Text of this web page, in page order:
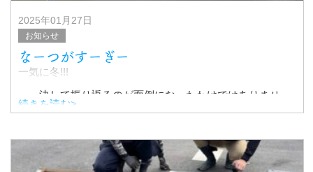
2025年01月27日
お知らせ
なーつがすーぎー
一気に冬!!!
、、決して振り返るのが面倒になったわけではありませ
ん。。
続きを読む>